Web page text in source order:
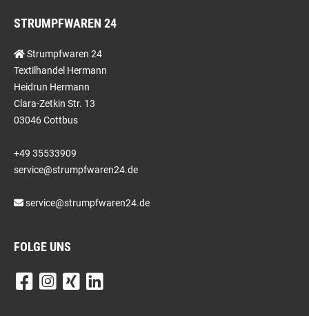
STRUMPFWAREN 24
Strumpfwaren 24
Textilhandel Hermann
Heidrun Hermann
Clara-Zetkin Str. 13
03046 Cottbus
+49 35533909
service@strumpfwaren24.de
service@strumpfwaren24.de
FOLGE UNS